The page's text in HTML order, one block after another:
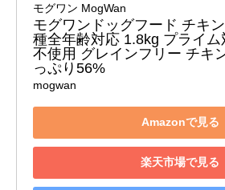
モグワン MogWan
モグワンドッグフード チキ
種全年齢対応 1.8kg プライ
不使用 グレインフリー チキ
っぷり56%
mogwan
Amazonで見る
楽天市場で見る